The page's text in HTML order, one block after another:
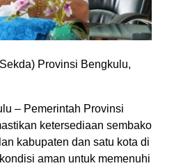
Provinsi Bengkulu,
– Pemerintah Provinsi
ketersediaan sembako
kabupaten dan satu kota di
aman untuk memenuhi